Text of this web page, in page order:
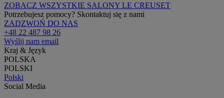
ZOBACZ WSZYSTKIE SALONY LE CREUSET
Potrzebujesz pomocy? Skontaktuj się z nami
ZADZWOŃ DO NAS
+48 22 487 98 26
Wyślij nam email
Kraj & Język
POLSKA
POLSKI
Polski
Social Media